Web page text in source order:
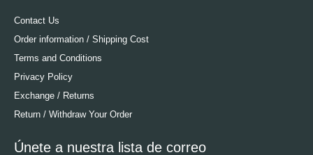
Contact Us
Order information / Shipping Cost
Terms and Conditions
Privacy Policy
Exchange / Returns
Return / Withdraw Your Order
Únete a nuestra lista de correo